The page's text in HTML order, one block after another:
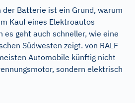
der Batterie ist ein Grund, warum
Kauf eines Elektroautos
es geht auch schneller, wie eine
Südwesten zeigt. von RALF
Automobile künftig nicht
sondern elektrisch